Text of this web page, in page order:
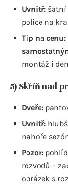
Uvnitř: šatní
police na
Tip na cenu:
montáž i
5) Skříň nad
Dveře:
Uvnitř:
nahoře
Pozor:
rozvodů –
obrázek s